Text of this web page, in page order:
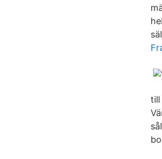
till